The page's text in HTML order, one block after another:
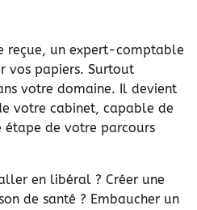
reçue, un expert-comptable
vos papiers. Surtout
votre domaine. Il devient
votre cabinet, capable de
étape de votre parcours
en libéral ? Créer une
de santé ? Embaucher un